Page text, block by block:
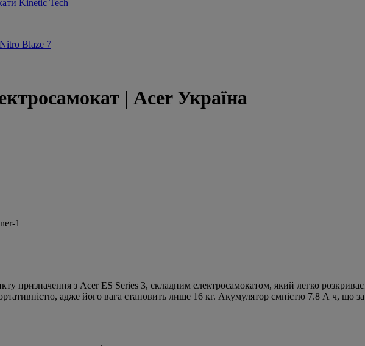
Kinetic Tech
Blaze 7
| Acer Україна
призначення з Acer ES Series 3, складним електросамокатом, який легко
адже його вага становить лише 16 кг. Акумулятор ємністю 7.8 А ч, що